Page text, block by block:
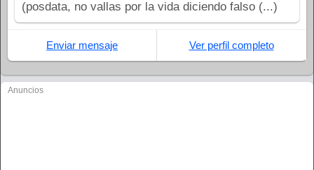
(posdata, no vallas por la vida diciendo falso (...)
Enviar mensaje Ver perfil completo
Anuncios